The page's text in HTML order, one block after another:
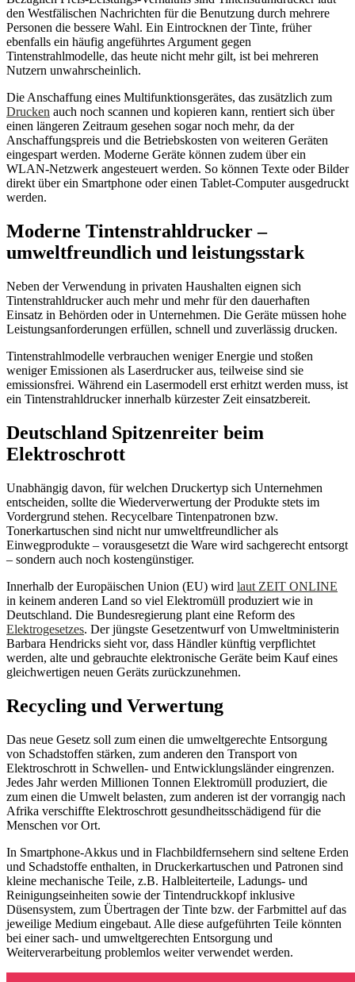
den Westfälischen Nachrichten für die Benutzung durch mehrere
Personen die bessere Wahl. Ein Eintrocknen der Tinte, früher
ebenfalls ein häufig angeführtes Argument gegen
Tintenstrahlmodelle, das heute nicht mehr gilt, ist bei mehreren
Nutzern unwahrscheinlich.
Die Anschaffung eines Multifunktionsgerätes, das zusätzlich zum
Drucken auch noch scannen und kopieren kann, rentiert sich über
einen längeren Zeitraum gesehen sogar noch mehr, da der
Anschaffungspreis und die Betriebskosten von weiteren Geräten
eingespart werden. Moderne Geräte können zudem über ein
WLAN-Netzwerk angesteuert werden. So können Texte oder Bilder
direkt über ein Smartphone oder einen Tablet-Computer ausgedruckt
werden.
Moderne Tintenstrahldrucker –
umweltfreundlich und leistungsstark
Neben der Verwendung in privaten Haushalten eignen sich
Tintenstrahldrucker auch mehr und mehr für den dauerhaften
Einsatz in Behörden oder in Unternehmen. Die Geräte müssen hohe
Leistungsanforderungen erfüllen, schnell und zuverlässig drucken.
Tintenstrahlmodelle verbrauchen weniger Energie und stoßen
weniger Emissionen als Laserdrucker aus, teilweise sind sie
emissionsfrei. Während ein Lasermodell erst erhitzt werden muss, ist
ein Tintenstrahldrucker innerhalb kürzester Zeit einsatzbereit.
Deutschland Spitzenreiter beim
Elektroschrott
Unabhängig davon, für welchen Druckertyp sich Unternehmen
entscheiden, sollte die Wiederverwertung der Produkte stets im
Vordergrund stehen. Recycelbare Tintenpatronen bzw.
Tonerkartuschen sind nicht nur umweltfreundlicher als
Einwegprodukte – vorausgesetzt die Ware wird sachgerecht entsorgt
– sondern auch noch kostengünstiger.
Innerhalb der Europäischen Union (EU) wird laut ZEIT ONLINE
in keinem anderen Land so viel Elektromüll produziert wie in
Deutschland. Die Bundesregierung plant eine Reform des
Elektrogesetzes. Der jüngste Gesetzentwurf von Umweltministerin
Barbara Hendricks sieht vor, dass Händler künftig verpflichtet
werden, alte und gebrauchte elektronische Geräte beim Kauf eines
gleichwertigen neuen Geräts zurückzunehmen.
Recycling und Verwertung
Das neue Gesetz soll zum einen die umweltgerechte Entsorgung
von Schadstoffen stärken, zum anderen den Transport von
Elektroschrott in Schwellen- und Entwicklungsländer eingrenzen.
Jedes Jahr werden Millionen Tonnen Elektromüll produziert, die
zum einen die Umwelt belasten, zum anderen ist der vorrangig nach
Afrika verschiffte Elektroschrott gesundheitsschädigend für die
Menschen vor Ort.
In Smartphone-Akkus und in Flachbildfernsehern sind seltene Erden
und Schadstoffe enthalten, in Druckerkartuschen und Patronen sind
kleine mechanische Teile, z.B. Halbleiterteile, Ladungs- und
Reinigungseinheiten sowie der Tintendruckkopf inklusive
Düsensystem, zum Übertragen der Tinte bzw. der Farbmittel auf das
jeweilige Medium eingebaut. Alle diese aufgeführten Teile könnten
bei einer sach- und umweltgerechten Entsorgung und
Weiterverarbeitung problemlos weiter verwendet werden.